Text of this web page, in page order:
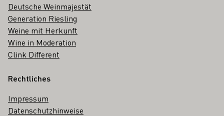
Deutsche Weinmajestät
Generation Riesling
Weine mit Herkunft
Wine in Moderation
Clink Different
Rechtliches
Impressum
Datenschutzhinweise